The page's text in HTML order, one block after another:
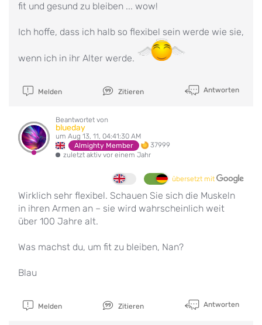
fit und gesund zu bleiben ... wow!
Ich hoffe, dass ich halb so flexibel sein werde wie sie,
wenn ich in ihr Alter werde.
Melden Zitieren Antworten
Beantwortet von
blueday
um Aug 13, 11, 04:41:30 AM
Almighty Member
37999
zuletzt aktiv vor einem Jahr
übersetzt mit
Wirklich sehr flexibel. Schauen Sie sich die Muskeln
in ihren Armen an – sie wird wahrscheinlich weit
über 100 Jahre alt.
Was machst du, um fit zu bleiben, Nan?
Blau
Melden Zitieren Antworten